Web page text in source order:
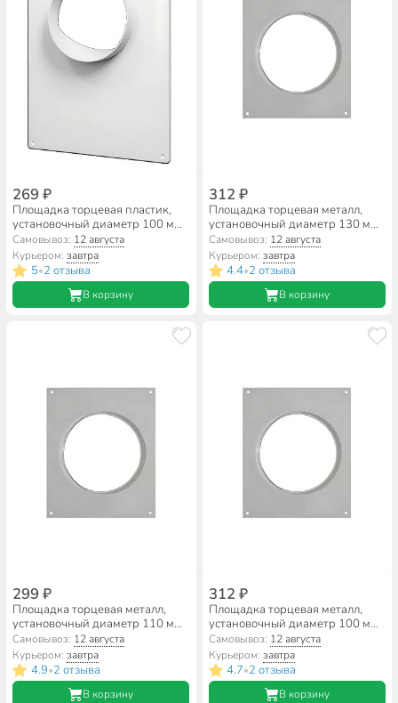
269 ₽
Площадка торцевая пластик,
установочный диаметр 100 мм,
ERA, 100ПТП
Самовывоз: 12 августа
Курьером:завтра
5•2 отзыва
В корзину
312 ₽
Площадка торцевая металл,
установочный диаметр 130 мм,
Планета, 130ТП
Самовывоз: 12 августа
Курьером: завтра
4.4•2 отзыва
В корзину
299 ₽
Площадка торцевая металл,
установочный диаметр 110 мм,
Планета, 110ТП
Самовывоз: 12 августа
Курьером:завтра
4.9•2 отзыва
В корзину
312 ₽
Площадка торцевая металл,
установочный диаметр 100 мм,
Планета, 100ТП
Самовывоз: 12 августа
Курьером: завтра
4.7•2 отзыва
В корзину